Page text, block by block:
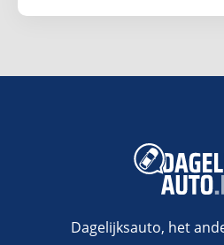
Dagelijksauto, het